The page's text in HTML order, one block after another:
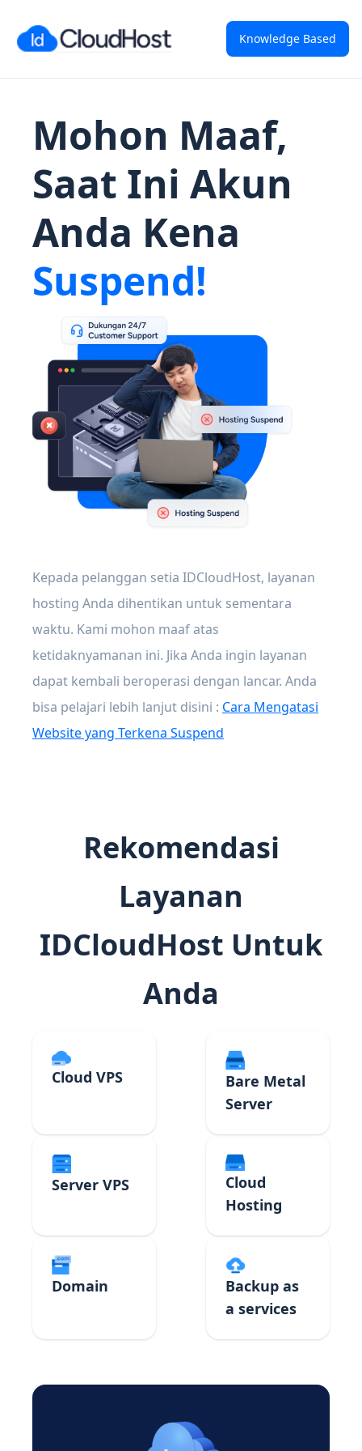
Knowledge Based
Mohon Maaf,
Saat Ini Akun
Anda Kena
Suspend!
Kepada pelanggan setia IDCloudHost, layanan
hosting Anda dihentikan untuk sementara
waktu. Kami mohon maaf atas
ketidaknyamanan ini. Jika Anda ingin layanan
dapat kembali beroperasi dengan lancar. Anda
bisa pelajari lebih lanjut disini : Cara Mengatasi
Website yang Terkena Suspend
Rekomendasi
Layanan
IDCloudHost Untuk
Anda
Cloud VPS
Bare Metal
Server
Server VPS
Cloud
Hosting
Domain
Backup as
a services